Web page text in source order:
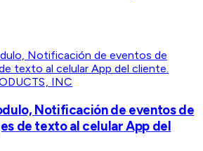
INC
Notificación de eventos de
de texto al celular App del